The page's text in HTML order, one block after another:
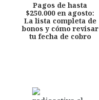
Pagos de hasta
$250.000 en agosto:
La lista completa de
bonos y cómo revisar
tu fecha de cobro